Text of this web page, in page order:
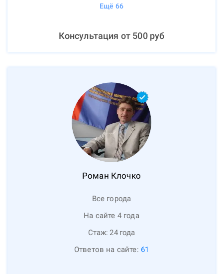
Ещё 66
Консультация от 500руб
Роман Клочко
Все города
На сайте 4 года
Стаж: 24 года
Ответов на сайте: 61